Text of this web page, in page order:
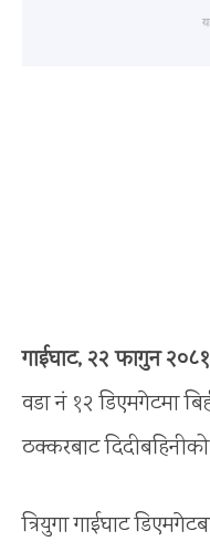
गाईघाट, २२ फागुन
वडा नं १२ डिएमगेटमा
ठक्करबाट
त्रियुगा गाईघाट